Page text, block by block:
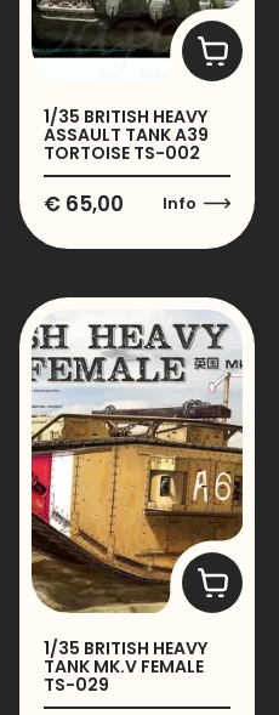
1/35 BRITISH HEAVY
ASSAULT TANK A39
TORTOISE TS-002
€ 65,00 Info
1/35 BRITISH HEAVY
TANK MK.V FEMALE
TS-029